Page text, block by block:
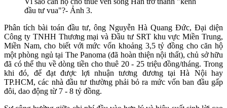
đầu tư vua"?- Ảnh 3.
Phân tích bài toán đầu tư, ông Nguyễn Hà Quang Đức, Đại diện
Công ty TNHH Thương mại và Đầu tư SRT khu vực Miền Trung,
Miền Nam, cho biết với mức vốn khoảng 3,5 tỷ đồng cho căn hộ
một phòng ngủ tại The Panoma (đã hoàn thiện nội thất), chủ sở hữu
đã có thể thu về dòng tiền cho thuê 20 - 25 triệu đồng/tháng. Trong
khi đó, để đạt được lợi nhuận tương đương tại Hà Nội hay
TP.HCM, các nhà đầu tư thường phải bỏ ra mức vốn ban đầu gấp
đôi, dao động từ 7 - 8 tỷ đồng.